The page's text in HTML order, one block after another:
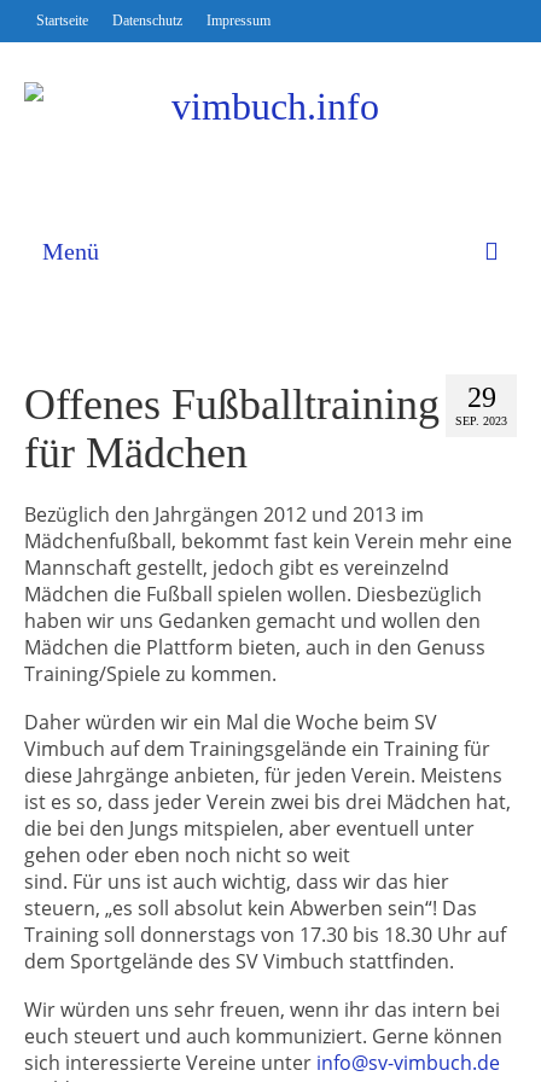
Startseite Datenschutz Impressum
Menü
29
SEP. 2023
Offenes Fußballtraining
für Mädchen
Bezüglich den Jahrgängen 2012 und 2013 im
Mädchenfußball, bekommt fast kein Verein mehr eine
Mannschaft gestellt, jedoch gibt es vereinzelnd
Mädchen die Fußball spielen wollen. Diesbezüglich
haben wir uns Gedanken gemacht und wollen den
Mädchen die Plattform bieten, auch in den Genuss
Training/Spiele zu kommen.
Daher würden wir ein Mal die Woche beim SV
Vimbuch auf dem Trainingsgelände ein Training für
diese Jahrgänge anbieten, für jeden Verein. Meistens
ist es so, dass jeder Verein zwei bis drei Mädchen hat,
die bei den Jungs mitspielen, aber eventuell unter
gehen oder eben noch nicht so weit
sind. Für uns ist auch wichtig, dass wir das hier
steuern, „es soll absolut kein Abwerben sein“! Das
Training soll donnerstags von 17.30 bis 18.30 Uhr auf
dem Sportgelände des SV Vimbuch stattfinden.
Wir würden uns sehr freuen, wenn ihr das intern bei
euch steuert und auch kommuniziert. Gerne können
sich interessierte Vereine unter info@sv-vimbuch.de